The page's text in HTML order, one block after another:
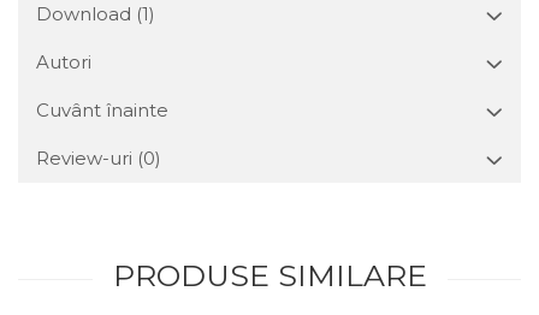
Download (1)
Autori
Cuvânt înainte
Review-uri (0)
PRODUSE SIMILARE